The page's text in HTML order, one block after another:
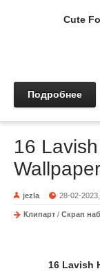
Cute
Подробнее
16
jezla 28-02-
Клипарт / Скрап
16 Lavish